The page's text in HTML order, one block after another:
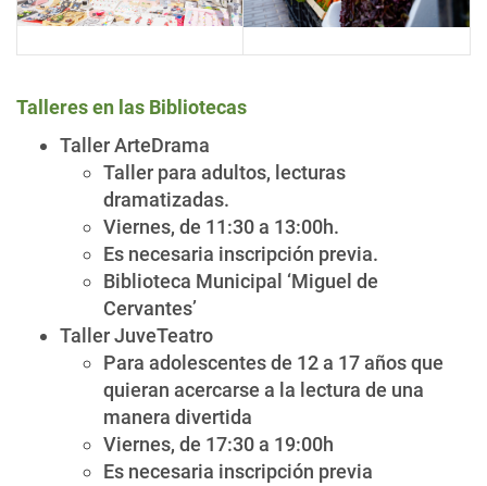
Talleres en las Bibliotecas
Taller ArteDrama
Taller para adultos, lecturas
dramatizadas.
Viernes, de 11:30 a 13:00h.
Es necesaria inscripción previa.
Biblioteca Municipal ‘Miguel de
Cervantes’
Taller JuveTeatro
Para adolescentes de 12 a 17 años que
quieran acercarse a la lectura de una
manera divertida
Viernes, de 17:30 a 19:00h
Es necesaria inscripción previa